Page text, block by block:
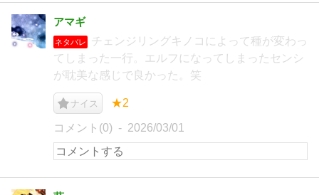
アマギ
ネタバレ
チェンジリングキノコによって種が変わっ
てしまった一行。エルフになってしまったセンシ
が耽美な感じで良かった。笑
ナイス ★2
コメント(0) 2026/03/01